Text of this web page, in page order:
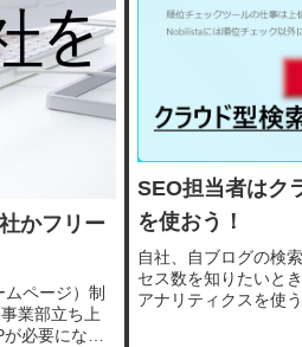
かフリー
ページ）制
業部立ち上
必要になる
SEO担当者はク
を使おう！
自社、自ブログの検
セス数を知りたいと
アナリティクスを使